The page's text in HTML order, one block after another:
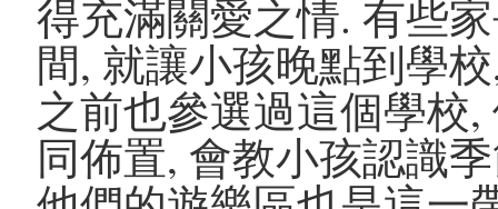
得充滿關愛之情. 有些
間, 就讓小孩晚點到學
之前也參選過這個學校
同佈置, 會教小孩認識